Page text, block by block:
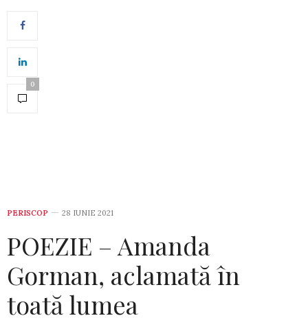
0
PERISCOP 28 IUNIE 2021
POEZIE – Amanda
Gorman, aclamată în
toată lumea